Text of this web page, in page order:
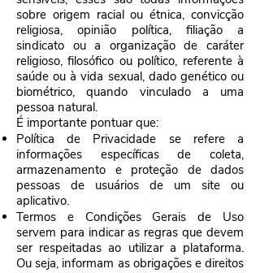
sobre origem racial ou étnica, convicção
religiosa, opinião política, filiação a
sindicato ou a organização de caráter
religioso, filosófico ou político, referente à
saúde ou à vida sexual, dado genético ou
biométrico, quando vinculado a uma
pessoa natural.
É importante pontuar que:
Política de Privacidade se refere a
informações específicas de coleta,
armazenamento e proteção de dados
pessoas de usuários de um site ou
aplicativo.
Termos e Condições Gerais de Uso
servem para indicar as regras que devem
ser respeitadas ao utilizar a plataforma.
Ou seja, informam as obrigações e direitos